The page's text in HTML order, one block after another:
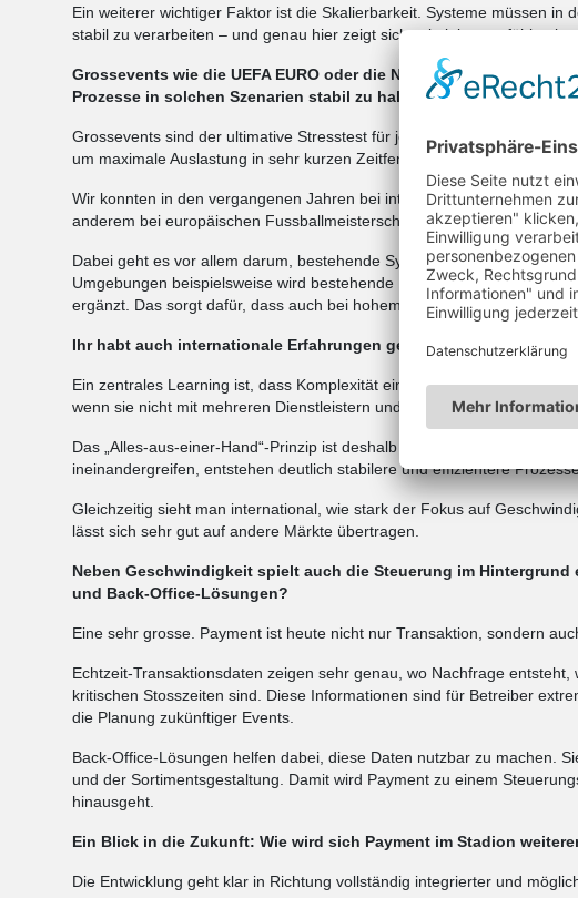
Ein weiterer wichtiger Faktor ist die Skalierbarkeit. Systeme müssen in
stabil zu verarbeiten – und genau hier zeigt sich, wie leistungsfähig
Grossevents wie die UEFA EURO oder die NFL bringen enorme
Prozesse in solchen Szenarien stabil zu halten?
Grossevents sind der ultimative Stresstest für jede Payment-
um maximale Auslastung in sehr kurzen Zeitfenstern.
Wir konnten in den vergangenen Jahren bei internationalen Turnieren
anderem bei europäischen Fussballmeisterschaften sowie im Umfeld
Dabei geht es vor allem darum, bestehende Systeme intelligent zu
Umgebungen beispielsweise wird bestehende Kassensoftware durch
ergänzt. Das sorgt dafür, dass auch bei hohem Besucheraufkommen
Ihr habt auch internationale Erfahrungen gesammelt, etwa im UK-
Ein zentrales Learning ist, dass Komplexität einer der grössten
wenn sie nicht mit mehreren Dienstleistern und Systemen arbeiten
Das „Alles-aus-einer-Hand“-Prinzip ist deshalb ein klarer Vorteil: Wenn
ineinandergreifen, entstehen deutlich stabilere und effizientere
Gleichzeitig sieht man international, wie stark der Fokus auf
lässt sich sehr gut auf andere Märkte übertragen.
Neben Geschwindigkeit spielt auch die Steuerung im
und Back-Office-Lösungen?
Eine sehr grosse. Payment ist heute nicht nur Transaktion, sondern
Echtzeit-Transaktionsdaten zeigen sehr genau, wo Nachfrage
kritischen Stosszeiten sind. Diese Informationen sind für Betreiber
die Planung zukünftiger Events.
Back-Office-Lösungen helfen dabei, diese Daten nutzbar zu machen.
und der Sortimentsgestaltung. Damit wird Payment zu einem
hinausgeht.
Ein Blick in die Zukunft: Wie wird sich Payment im Stadion
Die Entwicklung geht klar in Richtung vollständig integrierter und